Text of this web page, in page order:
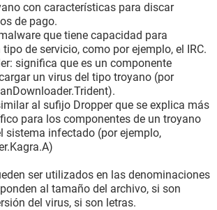
con características para discar
de pago.
que tiene capacidad para
de servicio, como por ejemplo, el IRC.
significa que es un componente
un virus del tipo troyano (por
al sufijo Dropper que se explica más
para los componentes de un troyano
sistema infectado (por ejemplo,
ser utilizados en las denominaciones
al tamaño del archivo, si son
del virus, si son letras.